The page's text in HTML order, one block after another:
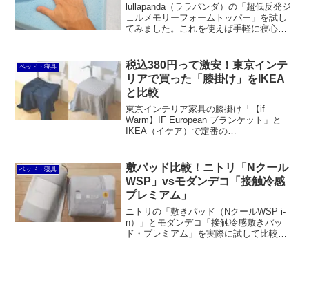
lullapanda（ララパンダ）の「超低反発ジ
ェルメモリーフォームトッパー」を試し
てみました。これを使えば手軽に寝心地
で、冷感は確認できず、フィット感が強
すぎて蒸れを感じます。
ベッド・寝具
税込380円って激安！東京インテ
リアで買った「膝掛け」をIKEA
と比較
東京インテリア家具の膝掛け「【if
Warm】IF European ブランケット」と
IKEA（イケア）で定番の
のほうが暖かくて触り心地が良いと感じ
ます。また、回転チェアのキャスターに
巻き込む心配がない大きさです。
ベッド・寝具
敷パッド比較！ニトリ「Nクール
WSP」vsモダンデコ「接触冷感
プレミアム」
ニトリの「敷きパッド（NクールWSP i-
n）」とモダンデコ「接触冷感敷きパッ
ド・プレミアム」を実際に試して比較し